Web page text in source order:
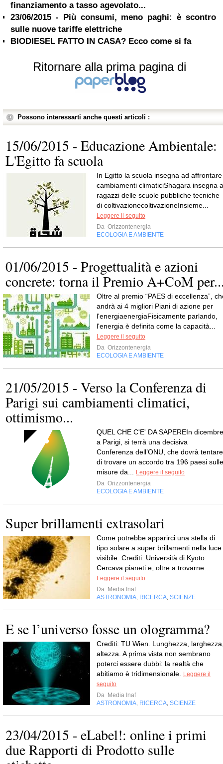
finanziamento a tasso agevolato...
23/06/2015 - Più consumi, meno paghi: è scontro
sulle nuove tariffe elettriche
BIODIESEL FATTO IN CASA? Ecco come si fa
Ritornare alla prima pagina di
Possono interessarti anche questi articoli :
15/06/2015 - Educazione Ambientale:
L'Egitto fa scuola
In Egitto la scuola insegna ad
cambiamenti climaticiShagara insegna
ragazzi delle scuole pubbliche tecniche
di coltivazionecoltivazioneInsieme...
Leggere il seguito
Da Orizzontenergia
ECOLOGIA E AMBIENTE
01/06/2015 - Progettualità e azioni
concrete: torna il Premio A+CoM
Oltre al premio “PAES di eccellenza”,
andrà ai 4 migliori Piani di azione per
l'energiaenergiaFisicamente parlando,
l'energia è definita come la capacità...
Leggere il seguito
Da Orizzontenergia
ECOLOGIA E AMBIENTE
21/05/2015 - Verso la Conferenza di
Parigi sui cambiamenti climatici,
ottimismo...
QUEL CHE C'E' DA SAPEREIn
a Parigi, si terrà una decisiva
Conferenza dell’ONU, che dovrà tentare
di trovare un accordo tra 196 paesi sulle
misure da...
Leggere il seguito
Da Orizzontenergia
ECOLOGIA E AMBIENTE
Super brillamenti extrasolari
Come potrebbe apparirci una stella di
tipo solare a super brillamenti nella luce
visibile. Crediti: Università di Kyoto
Cercava pianeti e, oltre a trovarne...
Leggere il seguito
Da Media Inaf
ASTRONOMIA RICERCA SCIENZE
E se l’universo fosse un ologramma?
Crediti: TU Wien. Lunghezza,
altezza. A prima vista non sembrano
poterci essere dubbi: la realtà che
abitiamo è tridimensionale.
Leggere il
seguito
Da Media Inaf
ASTRONOMIA RICERCA SCIENZE
23/04/2015 - eLabel!: online i primi
due Rapporti di Prodotto sulle